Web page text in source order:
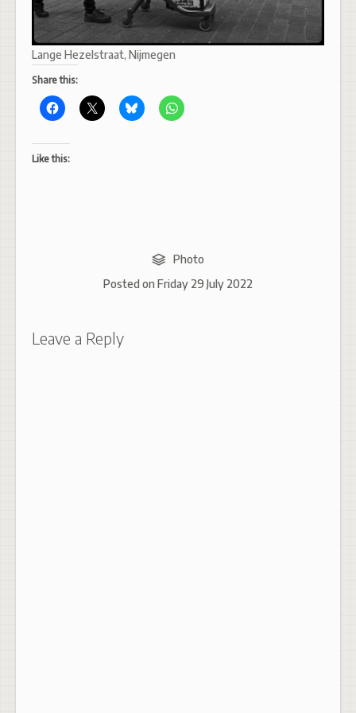
Lange Hezelstraat, Nijmegen
Share this:
Like this:
Photo
Posted on Friday 29 July 2022
Leave a Reply